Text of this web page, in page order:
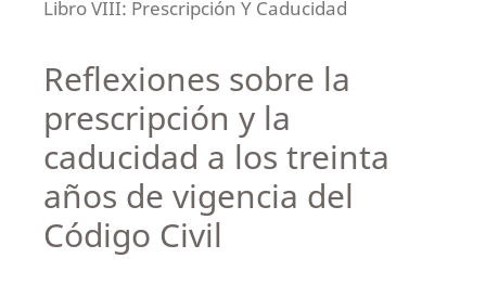
Libro VIII: Prescripción Y Caducidad
Reflexiones sobre la
prescripción y la
caducidad a los treinta
años de vigencia del
Código Civil